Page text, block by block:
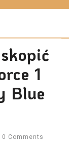
1
Blue
0 Comments